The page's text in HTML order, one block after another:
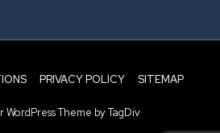
PRIVACY POLICY SITEMAP
WordPress Theme by TagDiv